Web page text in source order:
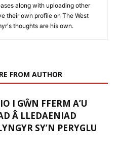
along with uploading other
their own profile on The West
thoughts are his own.
FROM AUTHOR
I GŴN FFERM A’U
Â LLEDAENIAD
SY’N PERYGLU